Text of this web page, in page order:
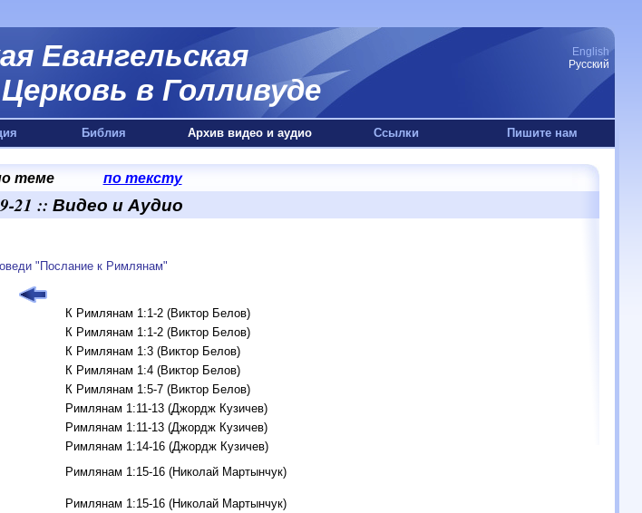
Евангельская
в Голливуде
English
Русский
Библия Архив видео и аудио Ссылки Пишите нам
теме по тексту
21 :: Видео и Аудио
"Послание к Римлянам"
К Римлянам 1:1-2 (Виктор Белов)
К Римлянам 1:1-2 (Виктор Белов)
К Римлянам 1:3 (Виктор Белов)
К Римлянам 1:4 (Виктор Белов)
К Римлянам 1:5-7 (Виктор Белов)
Римлянам 1:11-13 (Джордж Кузичев)
Римлянам 1:11-13 (Джордж Кузичев)
Римлянам 1:14-16 (Джордж Кузичев)
Римлянам 1:15-16 (Николай Мартынчук)
Римлянам 1:15-16 (Николай Мартынчук)